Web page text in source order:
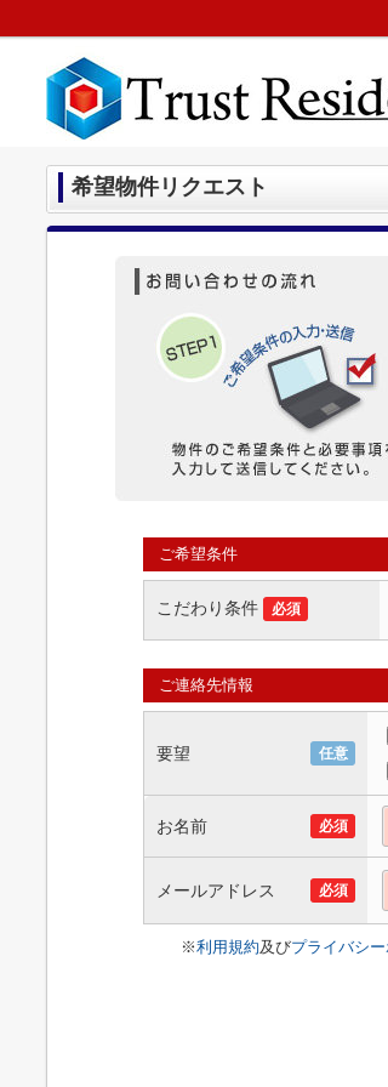
希望物件リクエスト
ご希望条件
こだわり条件 必須
ご連絡先情報
要望 任意
お名前 必須
メールアドレス 必須
※利用規約及びプライバシ